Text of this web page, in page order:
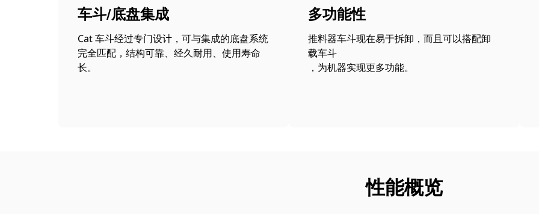
车斗/底盘集成
Cat 车斗经过专门设计，可与集成的底盘系统
完全匹配，结构可靠、经久耐用、使用寿命
长。
多功能性
推料器车斗现在易于拆卸，而且可以搭配卸
载车斗
，为机器实现更多功能。
性能概览